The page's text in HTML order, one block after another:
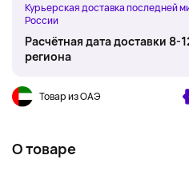
Курьерская доставка последней
России
Расчётная дата доставки 8-
региона
Товар из ОАЭ
О товаре